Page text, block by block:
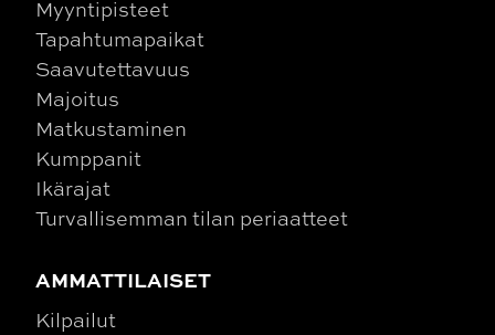
Myyntipisteet
Tapahtumapaikat
Saavutettavuus
Majoitus
Matkustaminen
Kumppanit
Ikärajat
Turvallisemman tilan periaatteet
AMMATTILAISET
Kilpailut